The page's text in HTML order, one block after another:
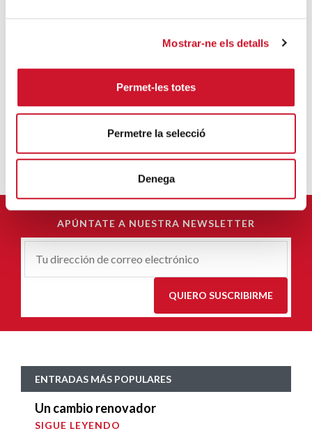
Mostrar-ne els detalls
Permet-les totes
Permetre la selecció
Denega
JORDI JULIÀ SALA-BELLSOLELL
APÚNTATE A NUESTRA NEWSLETTER
Correu-
QUIERO SUSCRIBIRME
ENTRADAS MÁS POPULARES
Un cambio renovador
SIGUE LEYENDO